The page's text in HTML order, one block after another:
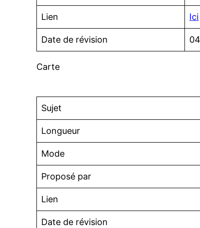
Lien Ici
Date de révision
Carte
Sujet
Longueur
Mode
Proposé par
Lien
Date de révision